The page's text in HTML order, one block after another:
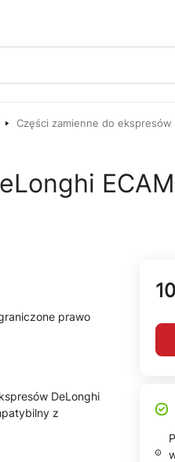
Części zamienne do ekspresów
prawo
DeLonghi
z